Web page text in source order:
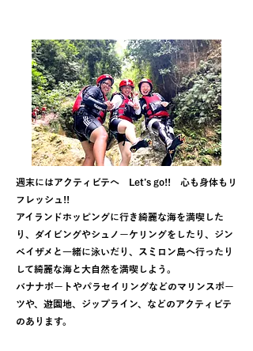
週末にはアクティビテへ Let’s go!! 心も身体もリ
フレッシュ!!
アイランドホッピングに行き綺麗な海を満喫した
り、ダイビングやシュノーケリングをしたり、ジン
ベイザメと一緒に泳いだり、スミロン島へ行ったり
して綺麗な海と大自然を満喫しよう。
バナナボートやパラセイリングなどのマリンスポー
ツや、遊園地、ジップライン、などのアクティビテ
のあります。